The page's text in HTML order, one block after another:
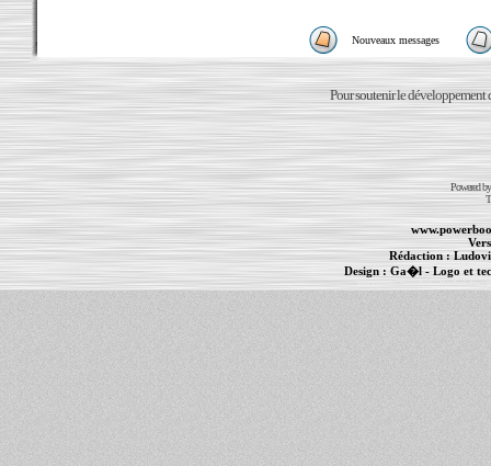
Nouveaux messages
Pour soutenir le développement
Powered
Rédaction :
Design : Ga�l- Logo et